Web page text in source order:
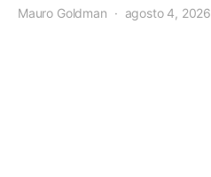
Mauro Goldman agosto 4, 2026